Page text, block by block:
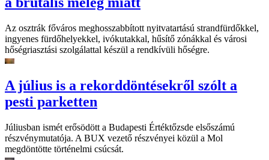
Az osztrák főváros meghosszabbított nyitvatartású strandfürdőkkel,
ingyenes fürdőhelyekkel, ivókutakkal, hűsítő zónákkal és városi
hőségriasztási szolgálattal készül a rendkívüli hőségre.
A július is a rekorddöntésekről szólt a
pesti parketten
Júliusban ismét erősödött a Budapesti Értéktőzsde elsőszámú
részvénymutatója. A BUX vezető részvényei közül a Mol
megdöntötte történelmi csúcsát.